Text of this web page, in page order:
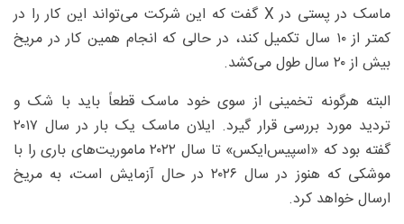
ماسک در پستی در X گفت که این شرکت می‌تواند این کار را در
کمتر از ۱۰ سال تکمیل کند، در حالی که انجام همین کار در مریخ
بیش از ۲۰ سال طول می‌کشد.
البته هرگونه تخمینی از سوی خود ماسک قطعاً باید با شک و
تردید مورد بررسی قرار گیرد. ایلان ماسک یک بار در سال ۲۰۱۷
گفته بود که «اسپیس‌ایکس» تا سال ۲۰۲۲ ماموریت‌های باری را با
موشکی که هنوز در سال ۲۰۲۶ در حال آزمایش است، به مریخ
ارسال خواهد کرد.